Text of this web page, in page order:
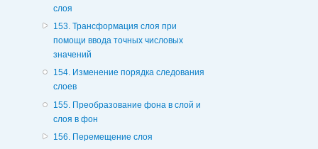
слоя
153. Трансформация слоя при
помощи ввода точных числовых
значений
154. Изменение порядка следования
слоев
155. Преобразование фона в слой и
слоя в фон
156. Перемещение слоя